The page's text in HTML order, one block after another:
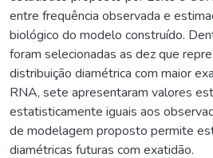
entre frequência observada e
biológico do modelo construído.
foram selecionadas as dez que
distribuição diamétrica com maior
RNA, sete apresentaram valores
estatisticamente iguais aos
de modelagem proposto permite
diamétricas futuras com exatidão.